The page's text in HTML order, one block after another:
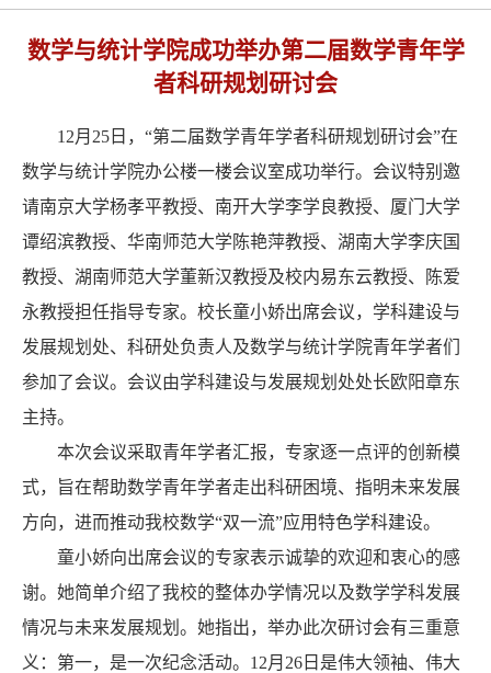
数学与统计学院成功举办第二届数学青年学
者科研规划研讨会
12月25日，“第二届数学青年学者科研规划研讨会”在
数学与统计学院办公楼一楼会议室成功举行。会议特别邀
请南京大学杨孝平教授、南开大学李学良教授、厦门大学
谭绍滨教授、华南师范大学陈艳萍教授、湖南大学李庆国
教授、湖南师范大学董新汉教授及校内易东云教授、陈爱
永教授担任指导专家。校长童小娇出席会议，学科建设与
发展规划处、科研处负责人及数学与统计学院青年学者们
参加了会议。会议由学科建设与发展规划处处长欧阳章东
主持。
本次会议采取青年学者汇报，专家逐一点评的创新模
式，旨在帮助数学青年学者走出科研困境、指明未来发展
方向，进而推动我校数学“双一流”应用特色学科建设。
童小娇向出席会议的专家表示诚挚的欢迎和衷心的感
谢。她简单介绍了我校的整体办学情况以及数学学科发展
情况与未来发展规划。她指出，举办此次研讨会有三重意
义：第一，是一次纪念活动。12月26日是伟大领袖、伟大